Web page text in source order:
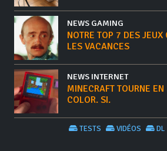
NEWS GAMING
NOTRE TOP 7 DES JEUX
LES VACANCES
NEWS INTERNET
MINECRAFT TOURNE
COLOR. SI.
DL
VIDÉOS
TESTS